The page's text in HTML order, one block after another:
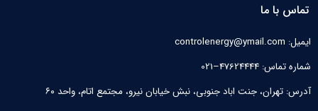
تماس با ما
ایمیل: controlenergy@ymail.com
شماره تماس: 47624444–021
آدرس: تهران، جنت اباد جنوبی، نبش خیابان نیرو‌، مجتمع اتام، واحد ۶۰